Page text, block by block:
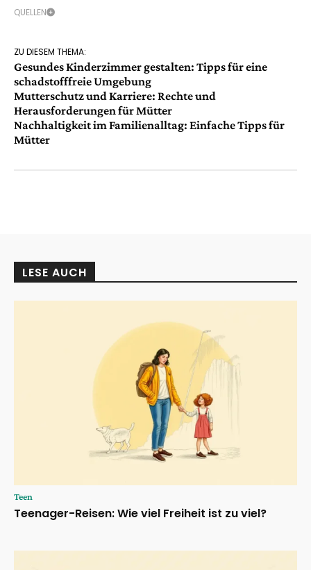
QUELLEN
ZU DIESEM THEMA:
Gesundes Kinderzimmer gestalten: Tipps für eine
schadstofffreie Umgebung
Mutterschutz und Karriere: Rechte und
Herausforderungen für Mütter
Nachhaltigkeit im Familienalltag: Einfache Tipps für
Mütter
LESE AUCH
Teen
Teenager-Reisen: Wie viel Freiheit ist zu viel?